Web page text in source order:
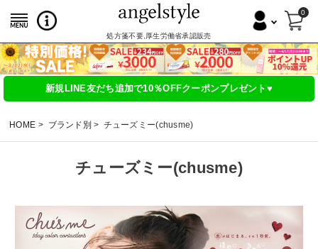
処方箋不要,厚生労働省承認販売
0
新規LINE友だち追加で10％OFFクーポンプレゼント♥
HOME ブランド別 チューズミー(chusme)
チューズミー(chusme)